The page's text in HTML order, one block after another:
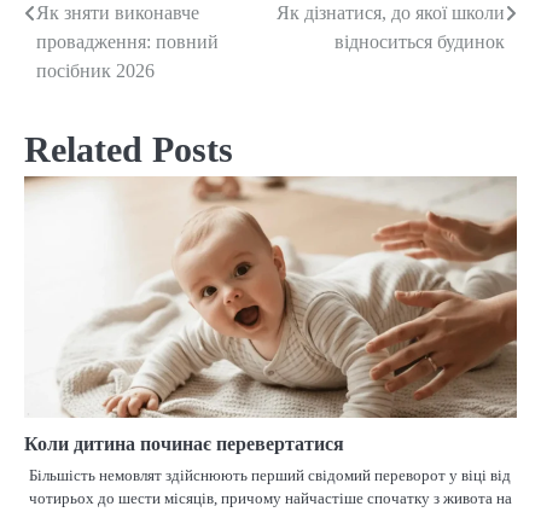
Post
navigation
Як зняти виконавче
провадження: повний
посібник 2026
Як дізнатися, до якої школи
відноситься будинок
Related Posts
Коли дитина починає перевертатися
Більшість немовлят здійснюють перший свідомий переворот у віці від
чотирьох до шести місяців, причому найчастіше спочатку з живота на